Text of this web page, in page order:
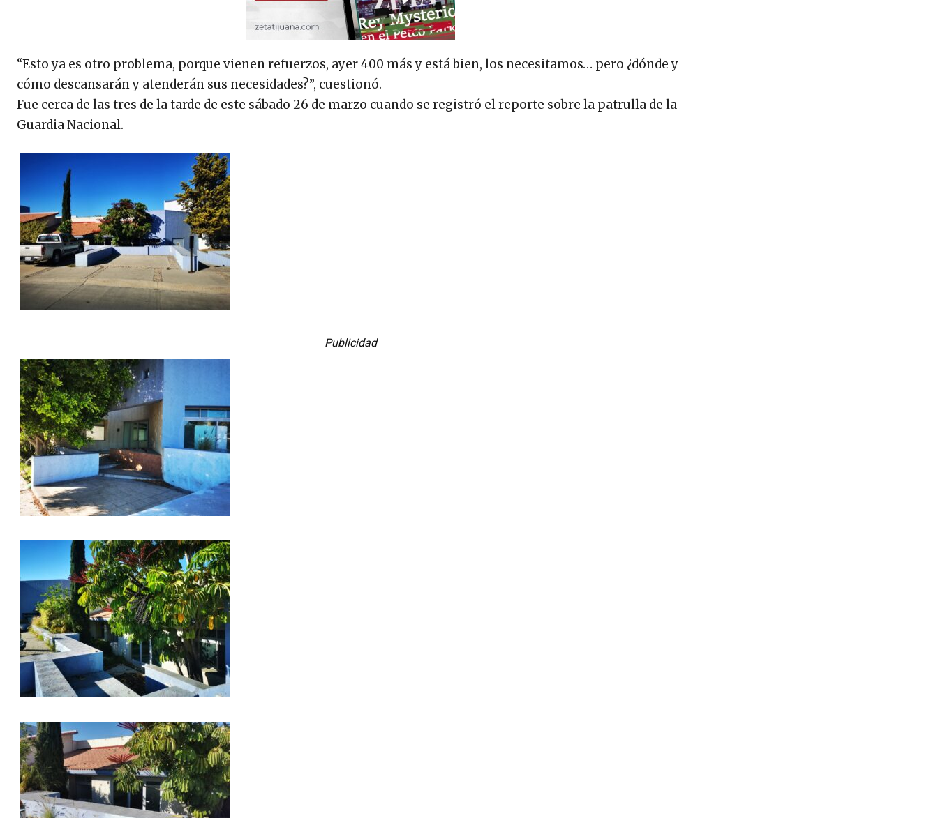
“Esto ya es otro problema, porque vienen refuerzos, ayer 400 más y está bien, los necesitamos… pero ¿dónde y
cómo descansarán y atenderán sus necesidades?”, cuestionó.
Fue cerca de las tres de la tarde de este sábado 26 de marzo cuando se registró el reporte sobre la patrulla de la
Guardia Nacional.
Publicidad